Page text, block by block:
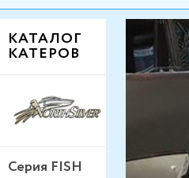
КАТАЛОГ
КАТЕРОВ
Серия FISH